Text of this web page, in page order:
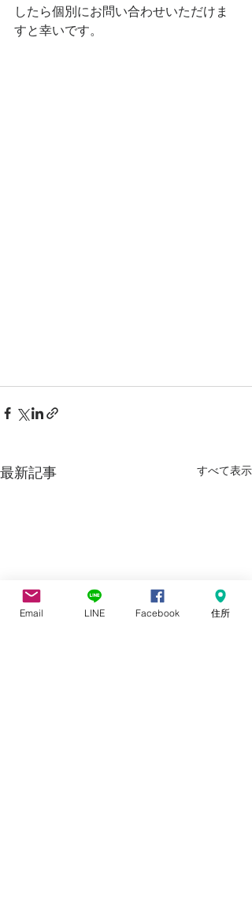
したら個別にお問い合わせいただけま
すと幸いです。
最新記事 すべて表示
Email LINE Facebook 住所